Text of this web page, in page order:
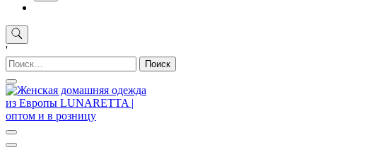
'
Найти: